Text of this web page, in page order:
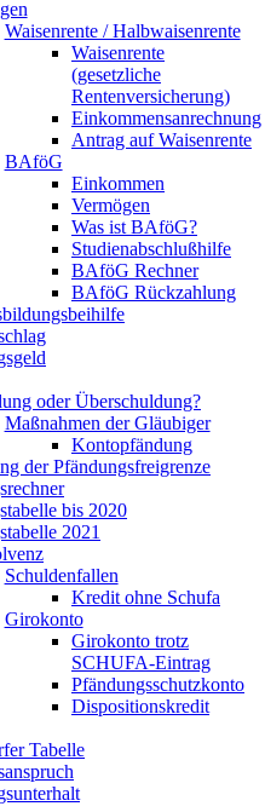
Waisenrente / Halbwaisenrente
Waisenrente
(gesetzliche
Rentenversicherung)
Einkommensanrechnung
Antrag auf Waisenrente
BAföG
Einkommen
Vermögen
Was ist BAföG?
Studienabschlußhilfe
BAföG Rechner
BAföG Rückzahlung
oder Überschuldung?
Maßnahmen der Gläubiger
Kontopfändung
der Pfändungsfreigrenze
bis 2020
2021
Schuldenfallen
Kredit ohne Schufa
Girokonto
Girokonto trotz
SCHUFA-Eintrag
Pfändungsschutzkonto
Dispositionskredit
Tabelle